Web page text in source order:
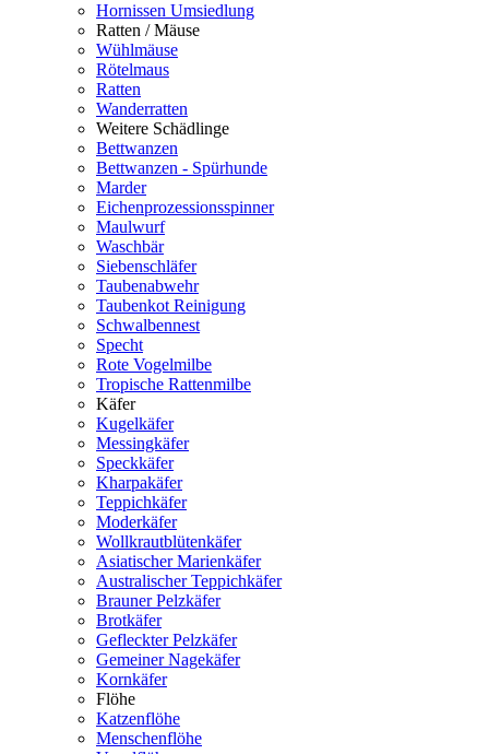
Hornissen Umsiedlung
Ratten / Mäuse
Wühlmäuse
Rötelmaus
Ratten
Wanderratten
Weitere Schädlinge
Bettwanzen
Bettwanzen - Spürhunde
Marder
Eichenprozessionsspinner
Maulwurf
Waschbär
Siebenschläfer
Taubenabwehr
Taubenkot Reinigung
Schwalbennest
Specht
Rote Vogelmilbe
Tropische Rattenmilbe
Käfer
Kugelkäfer
Messingkäfer
Speckkäfer
Kharpakäfer
Teppichkäfer
Moderkäfer
Wollkrautblütenkäfer
Asiatischer Marienkäfer
Australischer Teppichkäfer
Brauner Pelzkäfer
Brotkäfer
Gefleckter Pelzkäfer
Gemeiner Nagekäfer
Kornkäfer
Flöhe
Katzenflöhe
Menschenflöhe